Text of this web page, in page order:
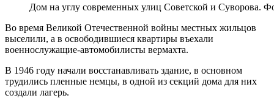
Дом на углу современных улиц Советской и Суворова.
Во время Великой Отечественной войны местных жильцов
выселили, а в освободившиеся квартиры въехали
военнослужащие-автомобилисты вермахта.
В 1946 году начали восстанавливать здание, в основном
трудились пленные немцы, в одной из секций дома для них
создали лагерь.